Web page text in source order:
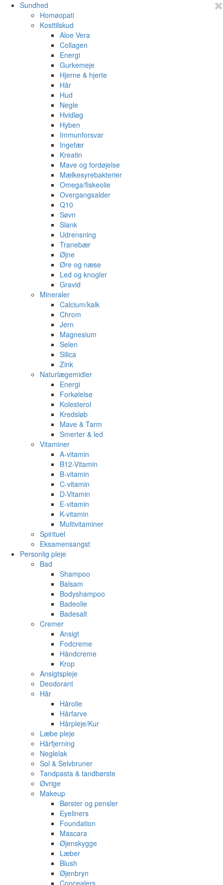
Sundhed
Homøopati
Kosttilskud
Aloe Vera
Collagen
Energi
Gurkemeje
Hjerne & hjerte
Hår
Hud
Negle
Hvidløg
Hyben
Immunforsvar
Ingefær
Kreatin
Mave og fordøjelse
Mælkesyrebakterier
Omega/fiskeolie
Overgangsalder
Q10
Søvn
Slank
Udrensning
Tranebær
Øjne
Øre og næse
Led og knogler
Gravid
Mineraler
Calcium/kalk
Chrom
Jern
Magnesium
Selen
Silica
Zink
Naturlægemidler
Energi
Forkølelse
Kolesterol
Kredsløb
Mave & Tarm
Smerter & led
Vitaminer
A-vitamin
B12-Vitamin
B-vitamin
C-vitamin
D-Vitamin
E-vitamin
K-vitamin
Multivitaminer
Spirituel
Eksamensangst
Personlig pleje
Bad
Shampoo
Balsam
Bodyshampoo
Badeolie
Badesalt
Cremer
Ansigt
Fodcreme
Håndcreme
Krop
Ansigtspleje
Deodorant
Hår
Hårolie
Hårfarve
Hårpleje/Kur
Læbe pleje
Hårfjerning
Neglelak
Sol & Selvbruner
Tandpasta & tandbørste
Øvrige
Makeup
Børster og pensler
Eyeliners
Foundation
Mascara
Øjenskygge
Læber
Blush
Øjenbryn
Concealers